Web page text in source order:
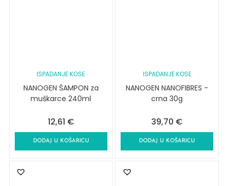
ISPADANJE KOSE
NANOGEN ŠAMPON za
muškarce 240ml
12,61 €
DODAJ U KOŠARICU
ISPADANJE KOSE
NANOGEN NANOFIBRES -
crna 30g
39,70 €
DODAJ U KOŠARICU